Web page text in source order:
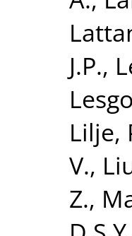
J.P.,
Lilje,
V.,
Z.,